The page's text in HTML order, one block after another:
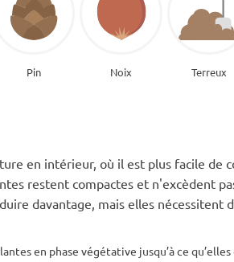
Pin Noix Terreux
en intérieur, où il est plus facile de
restent compactes et n'excèdent
davantage, mais elles nécessitent
en phase végétative jusqu’à ce